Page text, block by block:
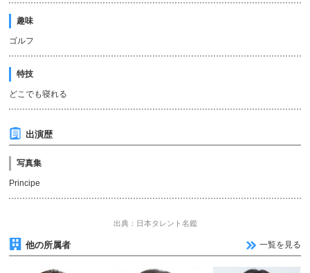
趣味
ゴルフ
特技
どこでも寝れる
出演歴
写真集
Principe
出典：日本タレント名鑑
他の所属者 一覧を見る